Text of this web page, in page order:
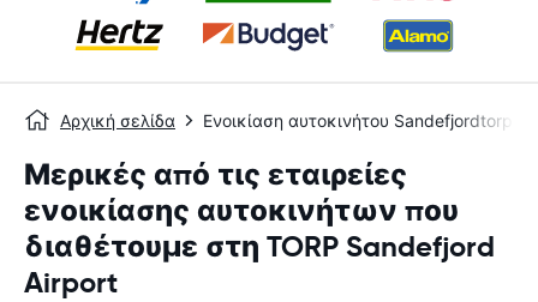
Αρχική σελίδα Ενοικίαση αυτοκινήτου Sandefjordtorp
Μερικές από τις εταιρείες
ενοικίασης αυτοκινήτων που
διαθέτουμε στη TORP Sandefjord
Airport